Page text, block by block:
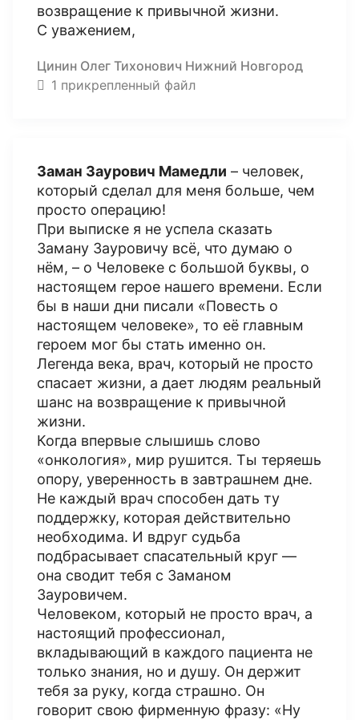
возвращение к привычной жизни.
С уважением,
Цинин Олег Тихонович Нижний Новгород
1 прикрепленный файл
Заман Заурович Мамедли – человек,
который сделал для меня больше, чем
просто операцию!
При выписке я не успела сказать
Заману Зауровичу всё, что думаю о
нём, – о Человеке с большой буквы, о
настоящем герое нашего времени. Если
бы в наши дни писали «Повесть о
настоящем человеке», то её главным
героем мог бы стать именно он.
Легенда века, врач, который не просто
спасает жизни, а дает людям реальный
шанс на возвращение к привычной
жизни.
Когда впервые слышишь слово
«онкология», мир рушится. Ты теряешь
опору, уверенность в завтрашнем дне.
Не каждый врач способен дать ту
поддержку, которая действительно
необходима. И вдруг судьба
подбрасывает спасательный круг —
она сводит тебя с Заманом
Зауровичем.
Человеком, который не просто врач, а
настоящий профессионал,
вкладывающий в каждого пациента не
только знания, но и душу. Он держит
тебя за руку, когда страшно. Он
говорит свою фирменную фразу: «Ну